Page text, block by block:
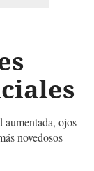
aumentada, ojos
novedosos